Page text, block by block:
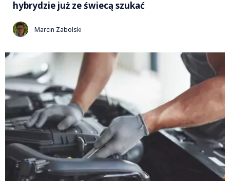
hybrydzie już ze świecą szukać
Marcin Zabolski